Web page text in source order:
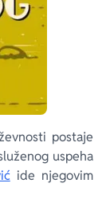
postaje
uspeha
ide njegovim